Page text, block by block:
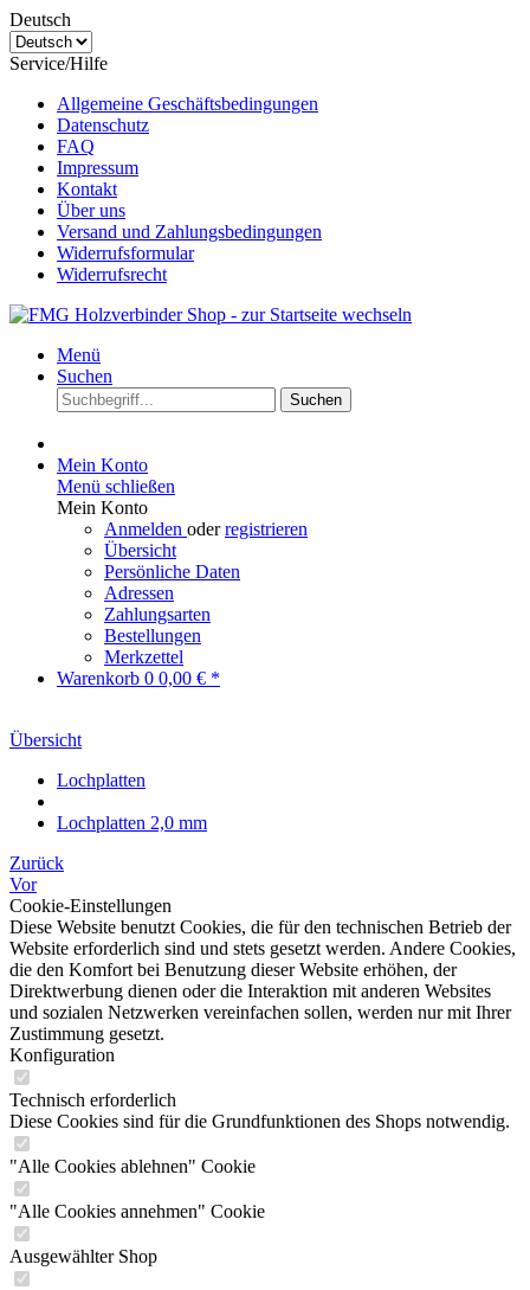
Deutsch
Service/Hilfe
Allgemeine Geschäftsbedingungen
Datenschutz
FAQ
Impressum
Kontakt
Über uns
Versand und Zahlungsbedingungen
Widerrufsformular
Widerrufsrecht
Menü
Suchen
Suchen
Mein Konto
Menü schließen
Mein Konto
Anmelden oderregistrieren
Übersicht
Persönliche Daten
Adressen
Zahlungsarten
Bestellungen
Merkzettel
Warenkorb 0 0,00 € *
Übersicht
Lochplatten
Lochplatten 2,0 mm
Zurück
Vor
Cookie-Einstellungen
Diese Website benutzt Cookies, die für den technischen Betrieb der
Website erforderlich sind und stets gesetzt werden. Andere Cookies,
die den Komfort bei Benutzung dieser Website erhöhen, der
Direktwerbung dienen oder die Interaktion mit anderen Websites
und sozialen Netzwerken vereinfachen sollen, werden nur mit Ihrer
Zustimmung gesetzt.
Konfiguration
Technisch erforderlich
Diese Cookies sind für die Grundfunktionen des Shops notwendig.
"Alle Cookies ablehnen" Cookie
"Alle Cookies annehmen" Cookie
Ausgewählter Shop